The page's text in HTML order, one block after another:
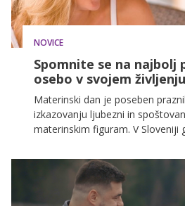
NOVICE
Spomnite se na najbolj
osebo v svojem
Materinski dan je poseben
izkazovanju ljubezni in
materinskim figuram. V Sloveniji
drugih držav, kjer se datum